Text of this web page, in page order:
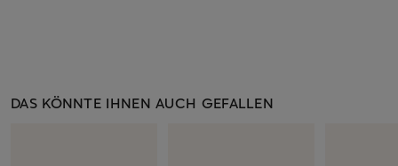
DAS KÖNNTE IHNEN AUCH GEFALLEN